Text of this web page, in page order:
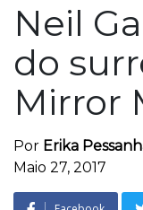
Neil
do
Mirror
Por Erika
Maio 27, 2017